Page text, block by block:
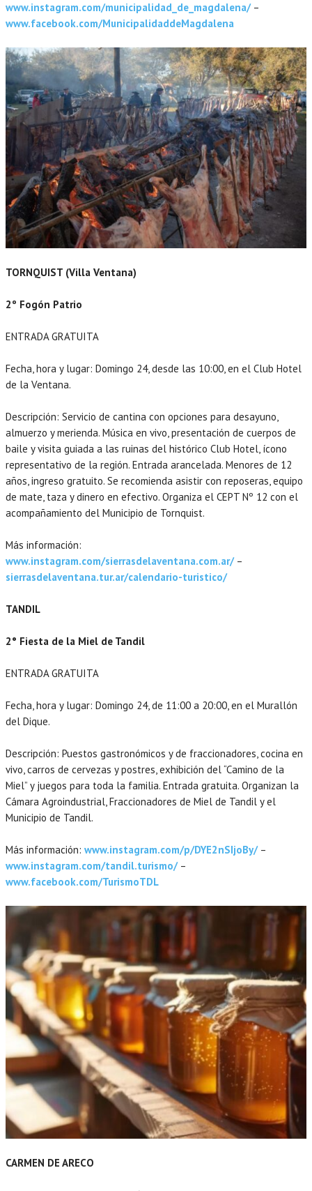
www.instagram.com/municipalidad_de_magdalena/–
www.facebook.com/MunicipalidaddeMagdalena
TORNQUIST (Villa Ventana)
2º Fogón Patrio
ENTRADA GRATUITA
Fecha, hora y lugar: Domingo 24, desde las 10:00, en el Club Hotel
de la Ventana.
Descripción: Servicio de cantina con opciones para desayuno,
almuerzo y merienda. Música en vivo, presentación de cuerpos de
baile y visita guiada a las ruinas del histórico Club Hotel, ícono
representativo de la región. Entrada arancelada. Menores de 12
años, ingreso gratuito. Se recomienda asistir con reposeras, equipo
de mate, taza y dinero en efectivo. Organiza el CEPT Nº 12 con el
acompañamiento del Municipio de Tornquist.
Más información:
www.instagram.com/sierrasdelaventana.com.ar/–
sierrasdelaventana.tur.ar/calendario-turistico/
TANDIL
2° Fiesta de la Miel de Tandil
ENTRADA GRATUITA
Fecha, hora y lugar: Domingo 24, de 11:00 a 20:00, en el Murallón
del Dique.
Descripción: Puestos gastronómicos y de fraccionadores, cocina en
vivo, carros de cervezas y postres, exhibición del “Camino de la
Miel” y juegos para toda la familia. Entrada gratuita. Organizan la
Cámara Agroindustrial, Fraccionadores de Miel de Tandil y el
Municipio de Tandil.
Más información: www.instagram.com/p/DYE2nSIjoBy/–
www.instagram.com/tandil.turismo/–
www.facebook.com/TurismoTDL
CARMEN DE ARECO